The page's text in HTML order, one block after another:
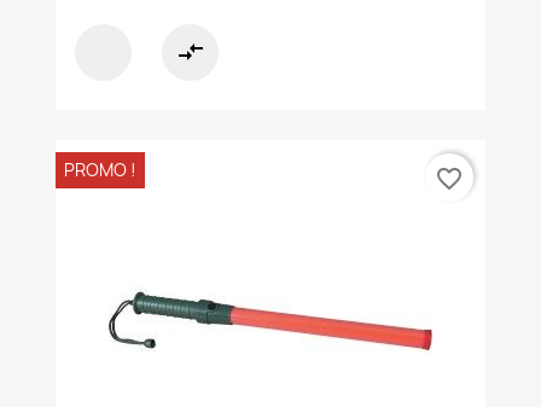
compare_arrows
PROMO ! favorite_border